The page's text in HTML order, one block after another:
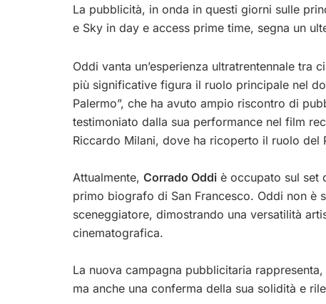
La pubblicità, in onda in questi giorni sulle
e Sky in day e access prime time, segna un
Oddi vanta un’esperienza ultratrentennale tra
più significative figura il ruolo principale nel
Palermo”, che ha avuto ampio riscontro di
testimoniato dalla sua performance nel film
Riccardo Milani, dove ha ricoperto il ruolo del
Attualmente, Corrado Oddi è occupato sul set
primo biografo di San Francesco. Oddi non
sceneggiatore, dimostrando una versatilità
cinematografica.
La nuova campagna pubblicitaria
ma anche una conferma della sua solidità e